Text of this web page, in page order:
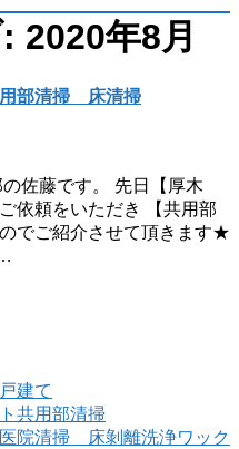
2020年8月
部清掃 床清掃
佐藤です。 先日【厚木
依頼をいただき 【共用部
でご紹介させて頂きます★
建て
共用部清掃
院清掃 床剝離洗浄ワック